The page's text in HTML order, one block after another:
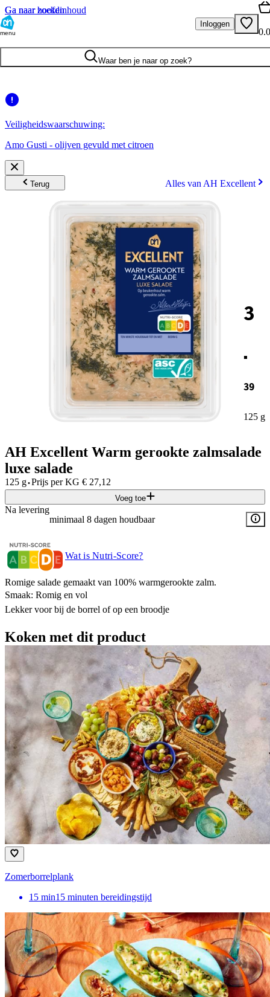
Ga naar hoofdinhoud
Ga naar zoeken
menu
Inloggen
Waar ben je naar op zoek?
Veiligheidswaarschuwing:
Amo Gusti - olijven gevuld met citroen
Terug Alles van AH Excellent
3
.
39
125 g
AH Excellent Warm gerookte zalmsalade
luxe salade
125 g·Prijs per KG € 27,12
Voeg toe
Na levering
minimaal 8 dagen houdbaar
Wat is Nutri-Score?
Romige salade gemaakt van 100% warmgerookte zalm.
Smaak: Romig en vol
Lekker voor bij de borrel of op een broodje
Koken met dit product
Zomerborrelplank
15 min15 minuten bereidingstijd